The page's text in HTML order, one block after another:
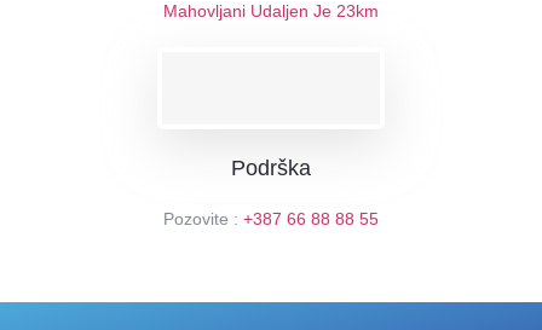
Mahovljani Udaljen Je 23km
Podrška
Pozovite : +387 66 88 88 55